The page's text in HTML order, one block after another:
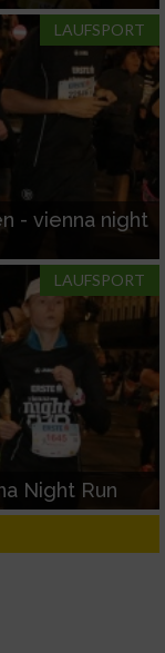
LAUFSPORT
- vienna night
LAUFSPORT
Night Run